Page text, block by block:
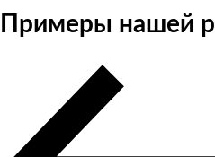
Примеры нашей